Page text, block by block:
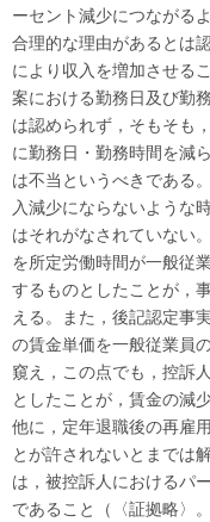
ーセント減少につながる
合理的な理由があるとは
により収入を増加させる
案における勤務日及び勤
は認められず，そもそも
に勤務日・勤務時間を減
は不当というべきである。
入減少にならないような
はそれがなされていない。
を所定労働時間が一般従
するものとしたことが，
える。また，後記認定事
の賃金単価を一般従業員
窺え，この点でも，控訴
としたことが，賃金の減
他に，定年退職後の再雇
とが許されないとまでは
は，被控訴人におけるパ
であること（〈証拠略〉